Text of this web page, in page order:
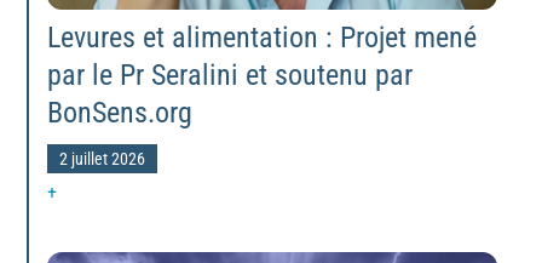
Levures et alimentation : Projet mené
par le Pr Seralini et soutenu par
BonSens.org
2 juillet 2026
+